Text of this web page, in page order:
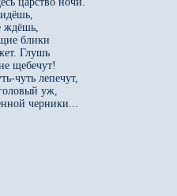
ждёшь,
блики
Глушь
щебечут!
чуть лепечут,
уж,
черники...